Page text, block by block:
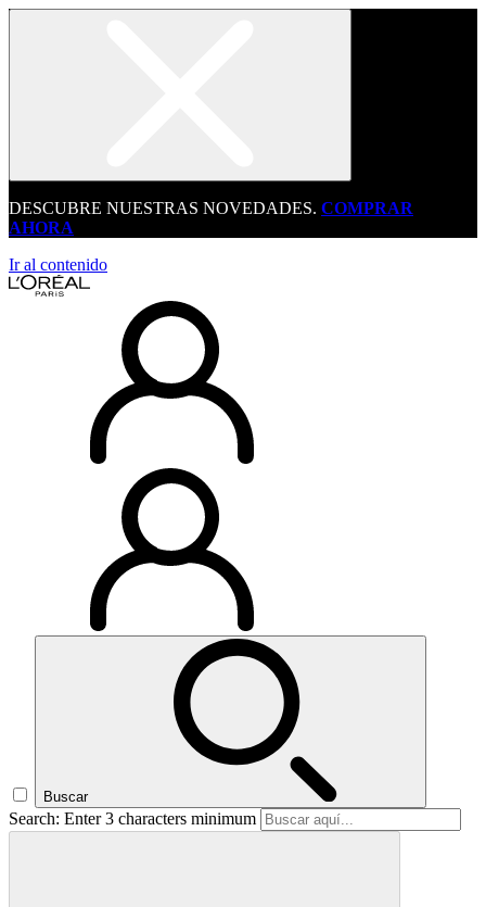
DESCUBRE NUESTRAS NOVEDADES. COMPRAR
AHORA
Ir al contenido
Buscar
Search: Enter 3 characters minimum